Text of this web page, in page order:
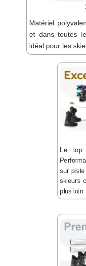
Matériel
et dans toutes
idéal pour les
Le top
sur
skieurs
plus loin.